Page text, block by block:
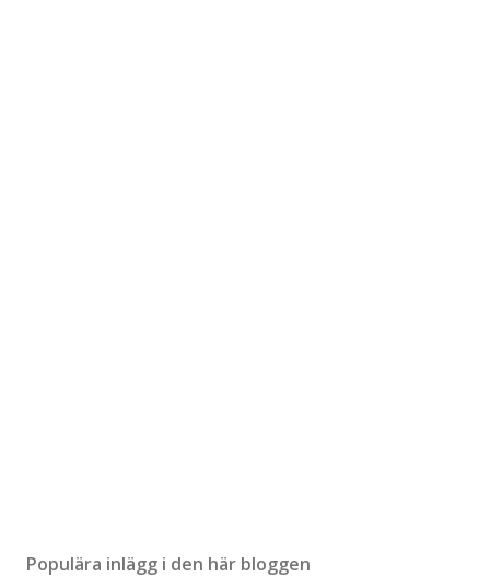
Populära inlägg i den här bloggen